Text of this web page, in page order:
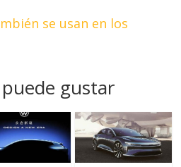
se usan en los
gustar